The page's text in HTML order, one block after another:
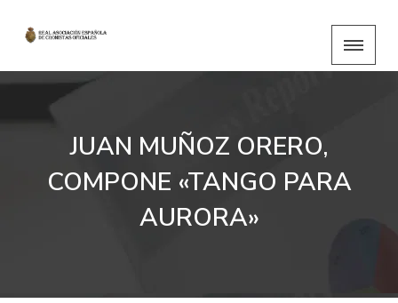
JUAN MUÑOZ ORERO,
COMPONE «TANGO PARA
AURORA»